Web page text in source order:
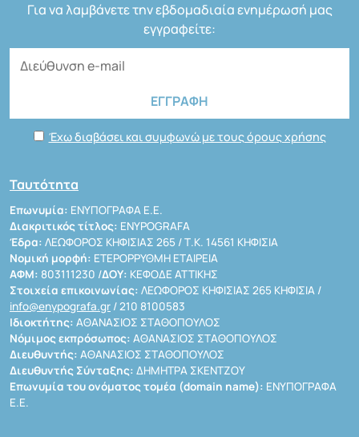
Για να λαμβάνετε την εβδομαδιαία ενημέρωσή μας
εγγραφείτε:
Έχω διαβάσει και συμφωνώ με τους όρους χρήσης
Ταυτότητα
Επωνυμία: ΕΝΥΠΟΓΡΑΦΑ Ε.Ε.
Διακριτικός τίτλος: ENYPOGRAFA
Έδρα: ΛΕΩΦΟΡΟΣ ΚΗΦΙΣΙΑΣ 265 / Τ.Κ. 14561 ΚΗΦΙΣΙΑ
Νομική μορφή: ΕΤΕΡΟΡΡΥΘΜΗ ΕΤΑΙΡΕΙΑ
ΑΦΜ: 803111230 /ΔΟΥ: ΚΕΦΟΔΕ ΑΤΤΙΚΗΣ
Στοιχεία επικοινωνίας: ΛΕΩΦΟΡΟΣ ΚΗΦΙΣΙΑΣ 265 ΚΗΦΙΣΙΑ /
info@enypografa.gr / 210 8100583
Ιδιοκτήτης: ΑΘΑΝΑΣΙΟΣ ΣΤΑΘΟΠΟΥΛΟΣ
Νόμιμος εκπρόσωπος: ΑΘΑΝΑΣΙΟΣ ΣΤΑΘΟΠΟΥΛΟΣ
Διευθυντής: ΑΘΑΝΑΣΙΟΣ ΣΤΑΘΟΠΟΥΛΟΣ
Διευθυντής Σύνταξης: ΔΗΜΗΤΡΑ ΣΚΕΝΤΖΟΥ
Επωνυμία του ονόματος τομέα (domain name): ΕΝΥΠΟΓΡΑΦΑ
Ε.Ε.